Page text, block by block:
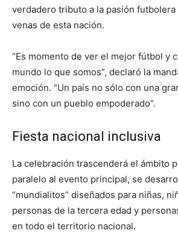
verdadero tributo a la pasión
venas de esta nación.
“Es momento de ver el mejor fútbol y
mundo lo que somos”, declaró la
emoción. “Un país no sólo con una
sino con un pueblo empoderado”.
Fiesta nacional inclusiva
La celebración trascenderá el ámbito
paralelo al evento principal, se
“mundialitos” diseñados para niñas,
personas de la tercera edad y
en todo el territorio nacional.